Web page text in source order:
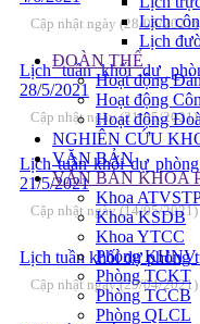
Lịch
Lịch
ĐOÀN THỂ
Hoạt động
Hoạt động
Hoạt động
NGHIÊN CỨU
VĂN BẢN
VĂN BẢN KHOA
Khoa
Khoa KSDB
Khoa YTCC
Phòng KHNV
Phòng TCKT
Phòng TCCB
Phòng QLCL
Cập nhật ngày (28/05/2021)
Lịch tuần khối dự
28/5/2021
Cập nhật ngày (21/05/2021)
Lịch tuần khối dự
21/5/2021
Cập nhật ngày (14/05/2021)
Lịch tuần khối dự phòng
Cập nhật ngày (29/04/2021)